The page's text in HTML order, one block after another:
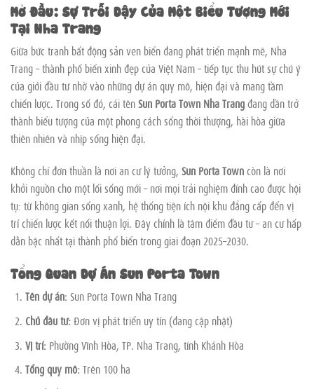
Mở Đầu: Sự Trỗi Dậy Của Một Biểu Tượng Mới
Tại Nha Trang
Giữa bức tranh bất động sản ven biển đang phát triển mạnh mẽ, Nha
Trang – thành phố biển xinh đẹp của Việt Nam – tiếp tục thu hút sự chú ý
của giới đầu tư nhờ vào những dự án quy mô, hiện đại và mang tầm
chiến lược. Trong số đó, cái tênSun Porta Town Nha Trangđang dần trở
thành biểu tượng của một phong cách sống thời thượng, hài hòa giữa
thiên nhiên và nhịp sống hiện đại.
Không chỉ đơn thuần là nơi an cư lý tưởng, Sun Porta Towncòn là nơi
khởi nguồn cho một lối sống mới – nơi mọi trải nghiệm đỉnh cao được hội
tụ: từ không gian sống xanh, hệ thống tiện ích nội khu đẳng cấp đến vị
trí chiến lược kết nối thuận lợi. Đây chính là tâm điểm đầu tư – an cư hấp
dẫn bậc nhất tại thành phố biển trong giai đoạn 2025–2030.
Tổng Quan Dự Án Sun Porta Town
Tên dự án:Sun Porta Town Nha Trang
Chủ đầu tư:Đơn vị phát triển uy tín (đang cập nhật)
Vị trí:Phường Vĩnh Hòa, TP. Nha Trang, tỉnh Khánh Hòa
Tổng quy mô:Trên 100 ha